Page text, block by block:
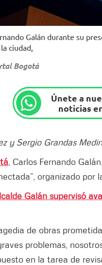
Galán durante su
ciudad,
Bogotá
Únete a
noticias
y Sergio Grandas
, Carlos Fernando
organizado por
Galán supervisó
de obras
problemas,
en la tarea de